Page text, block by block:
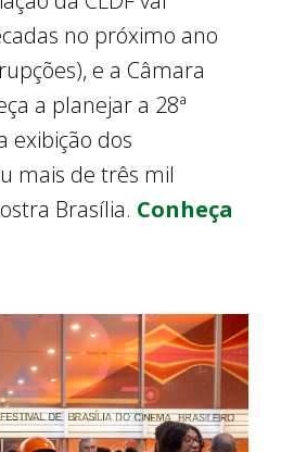
no próximo ano
e a Câmara
a planejar a 28ª
exibição dos
mais de três mil
Brasília. Conheça